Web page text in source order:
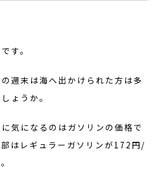
す。
週末は海へ出かけられた方は多
ょうか。
気になるのはガソリンの価格で
はレギュラーガソリンが172円/